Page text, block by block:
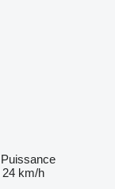
Puissance
24 km/h